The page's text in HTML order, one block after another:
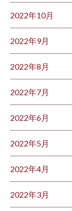
2022年10月
2022年9月
2022年8月
2022年7月
2022年6月
2022年5月
2022年4月
2022年3月